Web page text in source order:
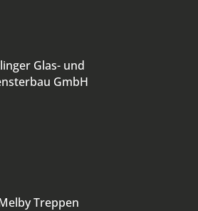
Glas- und
GmbH
Treppen